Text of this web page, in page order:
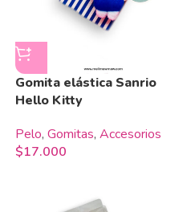
Gomita elástica Sanrio
Hello Kitty
Pelo, Gomitas, Accesorios
$17.000